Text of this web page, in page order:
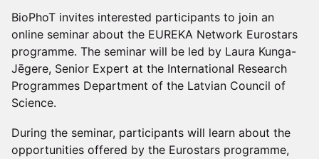
BioPhoT invites interested participants to join an
online seminar about the EUREKA Network Eurostars
programme. The seminar will be led by Laura Kunga-
Jēgere, Senior Expert at the International Research
Programmes Department of the Latvian Council of
Science.
During the seminar, participants will learn about the
opportunities offered by the Eurostars programme,